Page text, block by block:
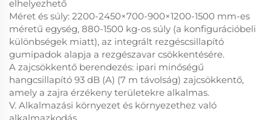
elhelyezhető
Méret és súly: 2200-2450×700-900×1200-1500 mm-es
méretű egység, 880-1500 kg-os súly (a konfigurációbeli
különbségek miatt), az integrált rezgéscsillapító
gumipadok alapja a rezgészavar csökkentésére.
A zajcsökkentő berendezés: ipari minőségű
hangcsillapító 93 dB (A) (7 m távolság) zajcsökkentő,
amely a zajra érzékeny területekre alkalmas.
V. Alkalmazási környezet és környezethez való
alkalmazkodás